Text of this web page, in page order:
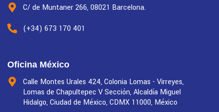
C/ de Muntaner 266, 08021 Barcelona.
(+34) 673 170 401
Oficina México
Calle Montes Urales 424, Colonia Lomas - Virreyes,
Lomas de Chapultepec V Sección, Alcaldía Miguel
Hidalgo, Ciudad de México, CDMX 11000, México